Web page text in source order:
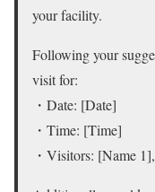
your facility.
Following your
visit for:
・Date: [Date]
・Time: [Time]
・Visitors: [Name